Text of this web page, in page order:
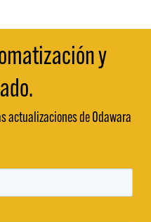
y
actualizaciones de Odawara